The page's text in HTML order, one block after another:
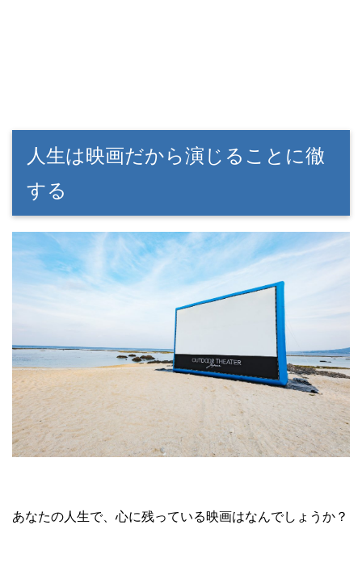
人生は映画だから演じることに徹
する
あなたの人生で、心に残っている映画はなんでしょうか？